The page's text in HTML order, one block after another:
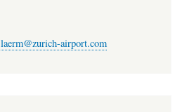
laerm@zurich-airport.com